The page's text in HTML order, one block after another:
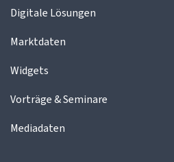
Digitale Lösungen
Marktdaten
Widgets
Vorträge & Seminare
Mediadaten